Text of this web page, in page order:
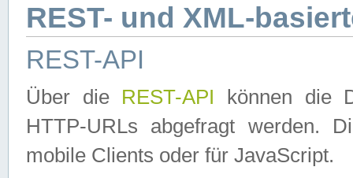
REST- und XML-
REST-API
Über die REST-API können die
HTTP-URLs abgefragt werden.
mobile Clients oder für JavaScript.